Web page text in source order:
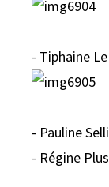
- Tiphaine
- Pauline
- Régine